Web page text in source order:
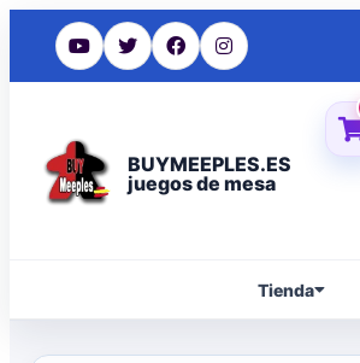
BUYMEEPLES.ES
juegos de mesa
Tienda